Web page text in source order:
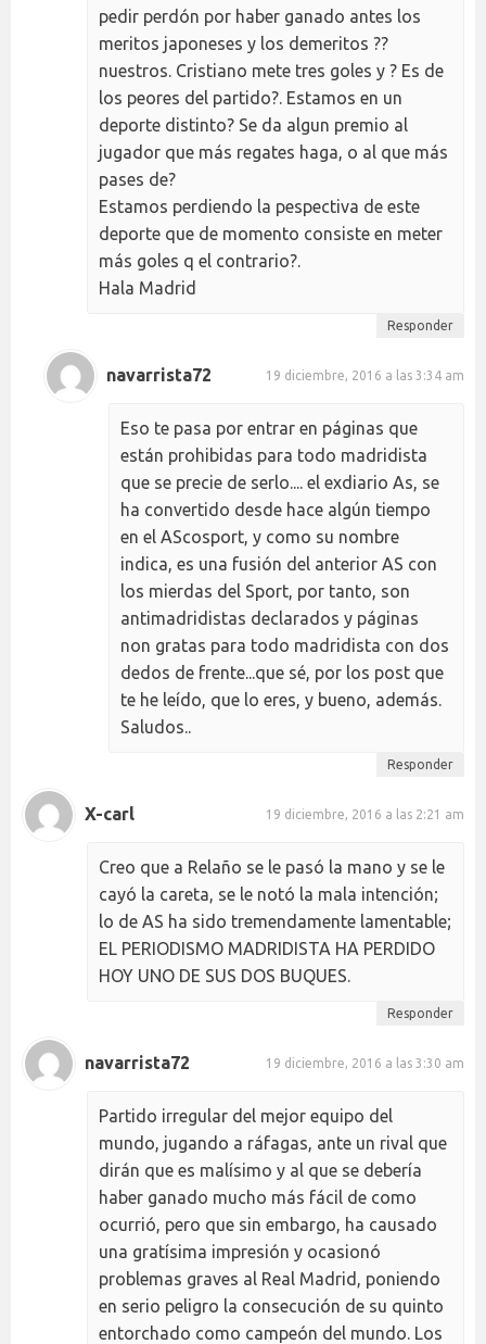
pedir perdón por haber ganado antes los
meritos japoneses y los demeritos ??
nuestros. Cristiano mete tres goles y ? Es de
los peores del partido?. Estamos en un
deporte distinto? Se da algun premio al
jugador que más regates haga, o al que más
pases de?
Estamos perdiendo la pespectiva de este
deporte que de momento consiste en meter
más goles q el contrario?.
Hala Madrid
Responder
navarrista72 19 diciembre, 2016 a las 3:34 am
Eso te pasa por entrar en páginas que
están prohibidas para todo madridista
que se precie de serlo.... el exdiario As, se
ha convertido desde hace algún tiempo
en el AScosport, y como su nombre
indica, es una fusión del anterior AS con
los mierdas del Sport, por tanto, son
antimadridistas declarados y páginas
non gratas para todo madridista con dos
dedos de frente...que sé, por los post que
te he leído, que lo eres, y bueno, además.
Saludos..
Responder
X-carl 19 diciembre, 2016 a las 2:21 am
Creo que a Relaño se le pasó la mano y se le
cayó la careta, se le notó la mala intención;
lo de AS ha sido tremendamente lamentable;
EL PERIODISMO MADRIDISTA HA PERDIDO
HOY UNO DE SUS DOS BUQUES.
Responder
navarrista72 19 diciembre, 2016 a las 3:30 am
Partido irregular del mejor equipo del
mundo, jugando a ráfagas, ante un rival que
dirán que es malísimo y al que se debería
haber ganado mucho más fácil de como
ocurrió, pero que sin embargo, ha causado
una gratísima impresión y ocasionó
problemas graves al Real Madrid, poniendo
en serio peligro la consecución de su quinto
entorchado como campeón del mundo. Los